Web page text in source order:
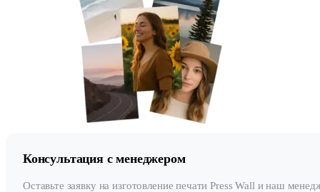
Консультация с менеджером
Оставьте заявку на изготовление печати Press Wall и наш